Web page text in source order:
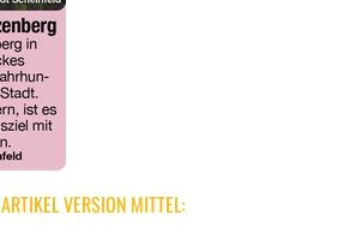
ARTIKEL VERSION MITTEL: